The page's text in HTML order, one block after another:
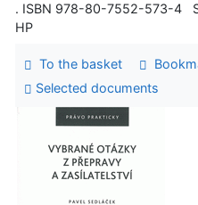
. ISBN 978-80-7552-573-4
HP
To the basket
Selected documents